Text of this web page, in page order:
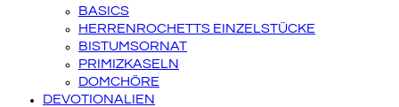
BASICS
HERRENROCHETTS EINZELSTÜCKE
BISTUMSORNAT
PRIMIZKASELN
DOMCHÖRE
DEVOTIONALIEN